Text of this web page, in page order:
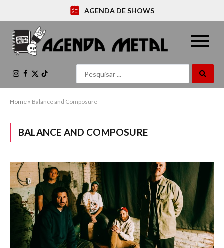
AGENDA DE SHOWS
Instagram
Facebook
X
(Twitter)
TikTok
Home » Balance and Composure
BALANCE AND COMPOSURE